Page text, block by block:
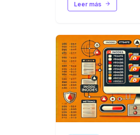
Leer más